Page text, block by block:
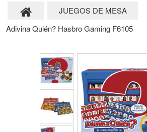
JUEGOS DE MESA
Adivina Quién? Hasbro Gaming F6105